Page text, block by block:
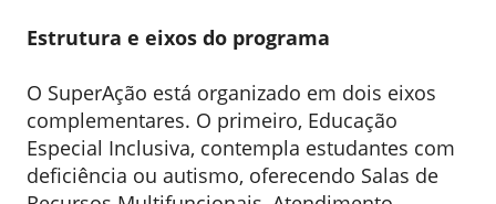
Estrutura e eixos do programa
O SuperAção está organizado em dois eixos
complementares. O primeiro, Educação
Especial Inclusiva, contempla estudantes com
deficiência ou autismo, oferecendo Salas de